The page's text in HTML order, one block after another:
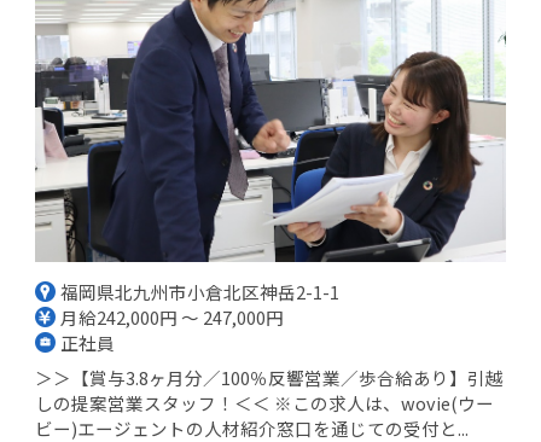
福岡県北九州市小倉北区神岳2-1-1
月給242,000円 ～ 247,000円
正社員
＞＞【賞与3.8ヶ月分／100％反響営業／歩合給あり】引越
しの提案営業スタッフ！＜＜ ※この求人は、wovie(ウー
ビー)エージェントの人材紹介窓口を通じての受付と...